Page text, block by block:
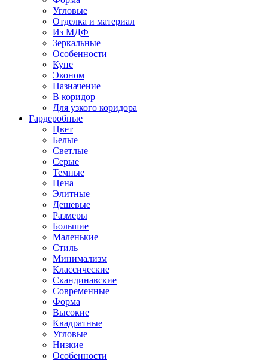
Угловые
Отделка и материал
Из МДФ
Зеркальные
Особенности
Купе
Эконом
Назначение
В коридор
Для узкого коридора
Гардеробные
Цвет
Белые
Светлые
Серые
Темные
Цена
Элитные
Дешевые
Размеры
Большие
Маленькие
Стиль
Минимализм
Классические
Скандинавские
Современные
Форма
Высокие
Квадратные
Угловые
Низкие
Особенности